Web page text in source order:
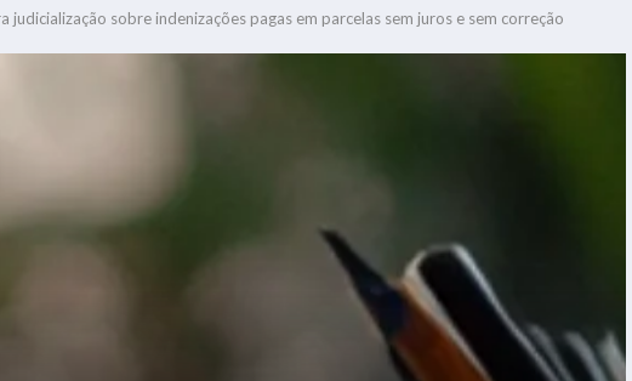
judicialização sobre indenizações pagas em parcelas sem juros e sem correção